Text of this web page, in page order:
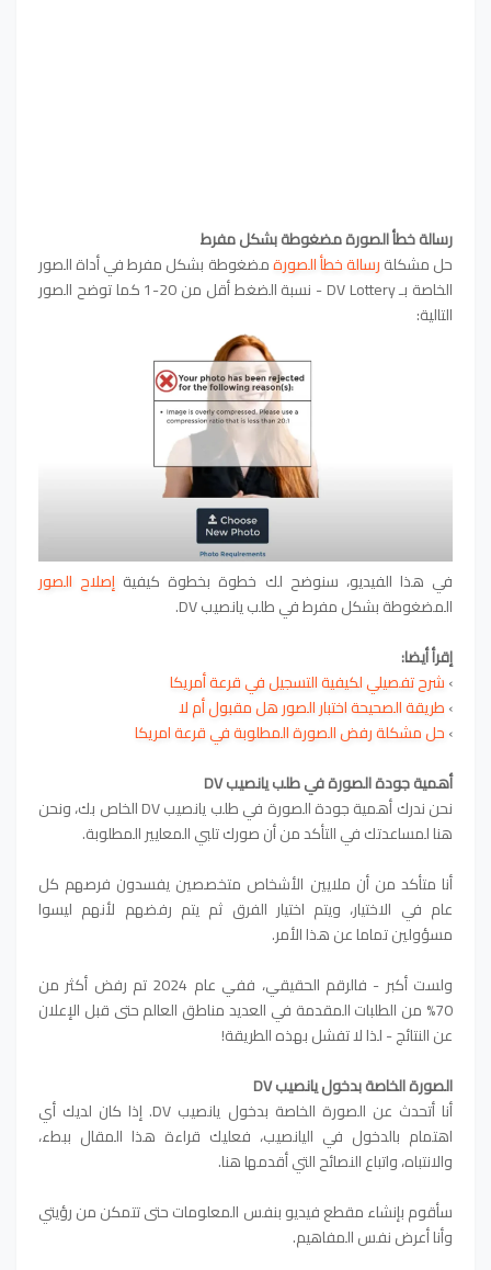
رسالة خطأ الصورة مضغوطة بشكل مفرط
حل مشكلةرسالة خطأ الصورةمضغوطة بشكل مفرط في أداة الصور
الخاصة بـ DV Lottery - نسبة الضغط أقل من 20-1 كما توضح الصور
التالية:
في هذا الفيديو، سنوضح لك خطوة بخطوة كيفية إصلاح الصور
المضغوطة بشكل مفرط في طلب يانصيب DV.
إقرأ أيضا:
›شرح تفصيلي لكيفية التسجيل في قرعة أمريكا
›طريقة الصحيحة اختبار الصور هل مقبول أم لا
›حل مشكلة رفض الصورة المطلوبة في قرعة امريكا
أهمية جودة الصورة في طلب يانصيب DV
نحن ندرك أهمية جودة الصورة في طلب يانصيب DV الخاص بك، ونحن
هنا لمساعدتك في التأكد من أن صورك تلبي المعايير المطلوبة.
أنا متأكد من أن ملايين الأشخاص متخصصين يفسدون فرصهم كل
عام في الاختيار، ويتم اختيار الفرق ثم يتم رفضهم لأنهم ليسوا
مسؤولين تماما عن هذا الأمر.
ولست أكبر - فالرقم الحقيقي، ففي عام 2024 تم رفض أكثر من
70% من الطلبات المقدمة في العديد مناطق العالم حتى قبل الإعلان
عن النتائج - لذا لا تفشل بهذه الطريقة!
الصورة الخاصة بدخول يانصيب DV
أنا أتحدث عن الصورة الخاصة بدخول يانصيب DV. إذا كان لديك أي
اهتمام بالدخول في اليانصيب، فعليك قراءة هذا المقال ببطء،
والانتباه، واتباع النصائح التي أقدمها هنا.
سأقوم بإنشاء مقطع فيديو بنفس المعلومات حتى تتمكن من رؤيتي
وأنا أعرض نفس المفاهيم.